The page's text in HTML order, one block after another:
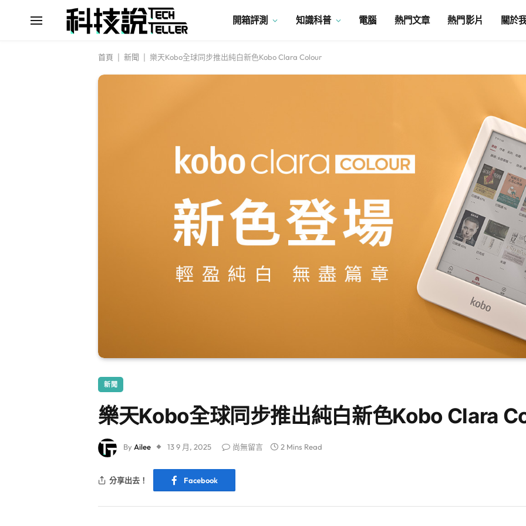
開箱評測 知識科普 電腦 熱門文章 熱門影片 關於
首頁 新聞 樂天Kobo全球同步推出純白新色Kobo Clara Colour
新聞
樂天Kobo全球同步推出純白新色Kobo Clara
By Ailee 13 9 月, 2025 尚無留言 2 Mins Read
分享出去！ Facebook